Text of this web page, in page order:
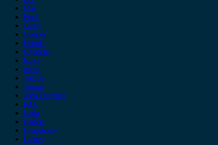
Fiat
Ford
Geely
Gonow
Honda
Hyundai
Isuzu
iveco
Jaecoo
Jaguar
Jeep Chrysler
KIA
Lada
Lancia
Leapmotor
Lexus